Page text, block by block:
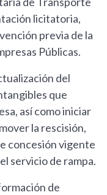
licitatoria,
previa de la
Públicas.
del
que
así como iniciar
la rescisión,
concesión vigente
servicio de rampa.
de